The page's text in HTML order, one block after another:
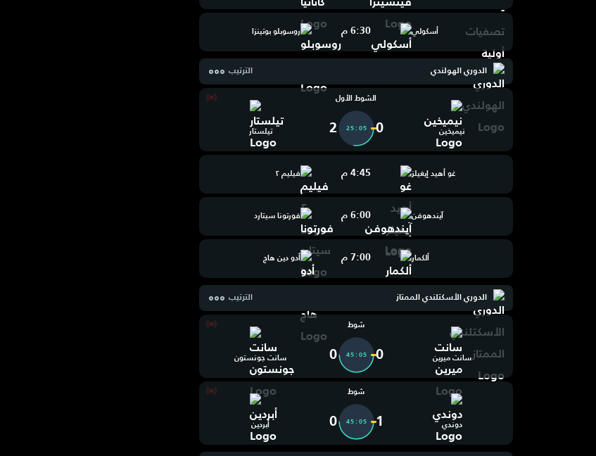
أسكولي 6:30 م روسوبلو بوتينزا
الدوري الهولندي الترتيب
نيميخين
الشوط الأول
0
25:06
2 تيلستار
غو أهيد إيغيلز 4:45 م فيليم ٢
آيندهوفن 6:00 م فورتونا سيتارد
ألكمار 7:00 م أدو دين هاج
الدوري الأسكتلندي الممتاز الترتيب
سانت ميرين
شوط
0
45:06
0 سانت جونستون
دوندي
شوط
1
45:06
0 أبردين